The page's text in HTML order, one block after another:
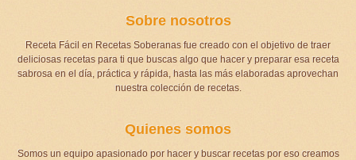
Sobre nosotros
Receta Fácil en Recetas Soberanas fue creado con el objetivo de traer
deliciosas recetas para ti que buscas algo que hacer y preparar esa receta
sabrosa en el día, práctica y rápida, hasta las más elaboradas aprovechan
nuestra colección de recetas.
Quienes somos
Somos un equipo apasionado por hacer y buscar recetas por eso creamos